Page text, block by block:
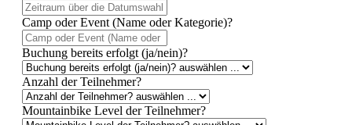
Camp oder Event (Name oder Kategorie)?
Buchung bereits erfolgt (ja/nein)?
Anzahl der Teilnehmer?
Mountainbike Level der Teilnehmer?